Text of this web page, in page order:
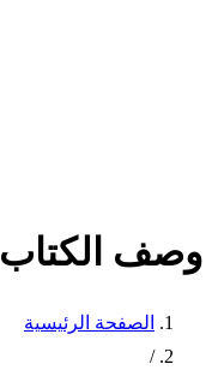
وصف الكتاب
الصفحة الرئيسية
/